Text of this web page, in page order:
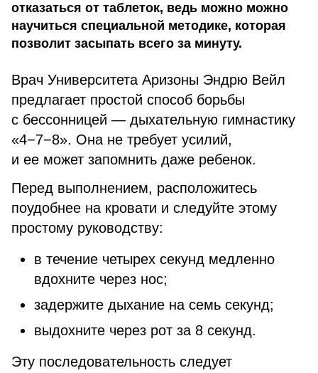
отказаться от таблеток, ведь можно можно
научиться специальной методике, которая
позволит засыпать всего за минуту.
Врач Университета Аризоны Эндрю Вейл
предлагает простой способ борьбы
с бессонницей — дыхательную гимнастику
«4−7−8». Она не требует усилий,
и ее может запомнить даже ребенок.
Перед выполнением, расположитесь
поудобнее на кровати и следуйте этому
простому руководству:
в течение четырех секунд медленно
вдохните через нос;
задержите дыхание на семь секунд;
выдохните через рот за 8 секунд.
Эту последовательность следует